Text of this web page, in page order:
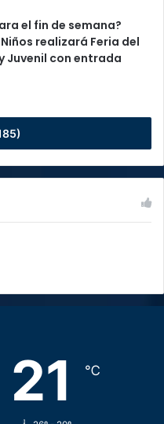
el fin de semana?
realizará Feria del
Juvenil con entrada
21 ℃